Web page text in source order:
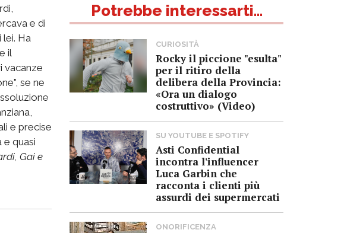
e di
lei. Ha
il
vacanze
se ne
e precise
quasi
Gai e
Potrebbe interessarti...
CURIOSITÀ
Rocky il piccione "esulta"
per il ritiro della
delibera della Provincia:
«Ora un dialogo
costruttivo» (Video)
SU YOUTUBE E SPOTIFY
Asti Confidential
incontra l'influencer
Luca Garbin che
racconta i clienti più
assurdi dei supermercati
ONORIFICENZA